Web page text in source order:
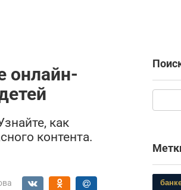
онлайн-
как
контента.